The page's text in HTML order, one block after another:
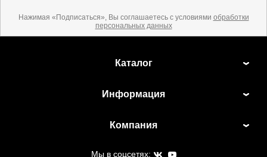
Нажимая «Подписаться», Вы соглашаетесь с условиями обработки
персональных данных
Каталог
Информация
Компания
Мы в соцсетях: